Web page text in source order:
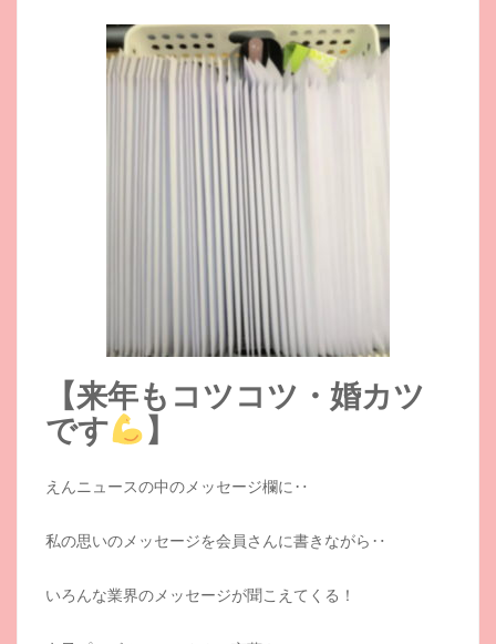
【来年もコツコツ・婚カツ
です
】
えんニュースの中のメッセージ欄に‥
私の思いのメッセージを会員さんに書きながら‥
いろんな業界のメッセージが聞こえてくる！